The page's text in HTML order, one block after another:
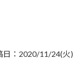
日：2020/11/24(火)